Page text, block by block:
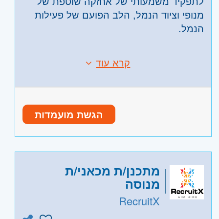
מנופי וציוד הנמל, הלב הפועם של פעילות
הנמל.
אחריות אמיתית והשפעה יומיומית על תנועת
ניסיון באחזקה מכנית/ ציוד כבד (גם ניסיון
זמינות לעבודה במשמרות-24/06
היקף משרה: משרה מלאה,משמרות
אזור:
- אשדוד, אשקלון
השפלה- ראשון לציון ונס- ציונה, רמלה לוד,
רחובות, יבנה
קרא עוד
הגשת מועמדות
מתכנן/ת מכאני/ת
מנוסה
RecruitX